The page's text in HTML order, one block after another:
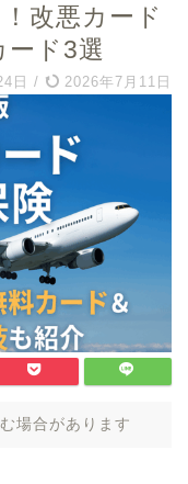
改悪カード
ード3選
日 / 2026年7月11日
場合があります